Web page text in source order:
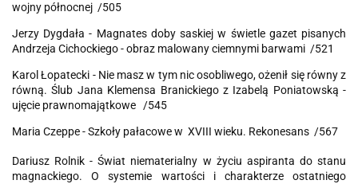
wojny północnej /505
Jerzy Dygdała - Magnates doby saskiej w świetle gazet pisanych
Andrzeja Cichockiego - obraz malowany ciemnymi barwami /521
Karol Łopatecki - Nie masz w tym nic osobliwego, ożenił się równy z
równą. Ślub Jana Klemensa Branickiego z Izabelą Poniatowską -
ujęcie prawnomajątkowe /545
Maria Czeppe - Szkoły pałacowe w XVIII wieku. Rekonesans /567
Dariusz Rolnik - Świat niematerialny w życiu aspiranta do stanu
magnackiego. O systemie wartości i charakterze ostatniego